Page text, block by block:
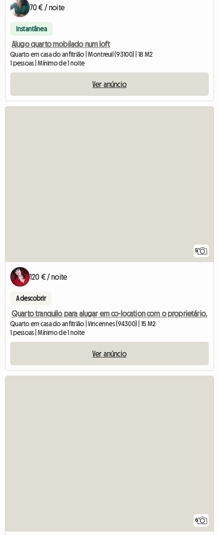
70 € / noite
Instantânea
Alugo quarto mobilado num loft
Quarto em casa do anfitrião | Montreuil (93100) | 18 M2
1 pessoas | Mínimo de 1 noite
Ver anúncio
5
120 € / noite
A descobrir
Quarto tranquilo para alugar em co-location com o proprietário.
Quarto em casa do anfitrião | Vincennes (94300) | 15 M2
1 pessoas | Mínimo de 1 noite
Ver anúncio
6